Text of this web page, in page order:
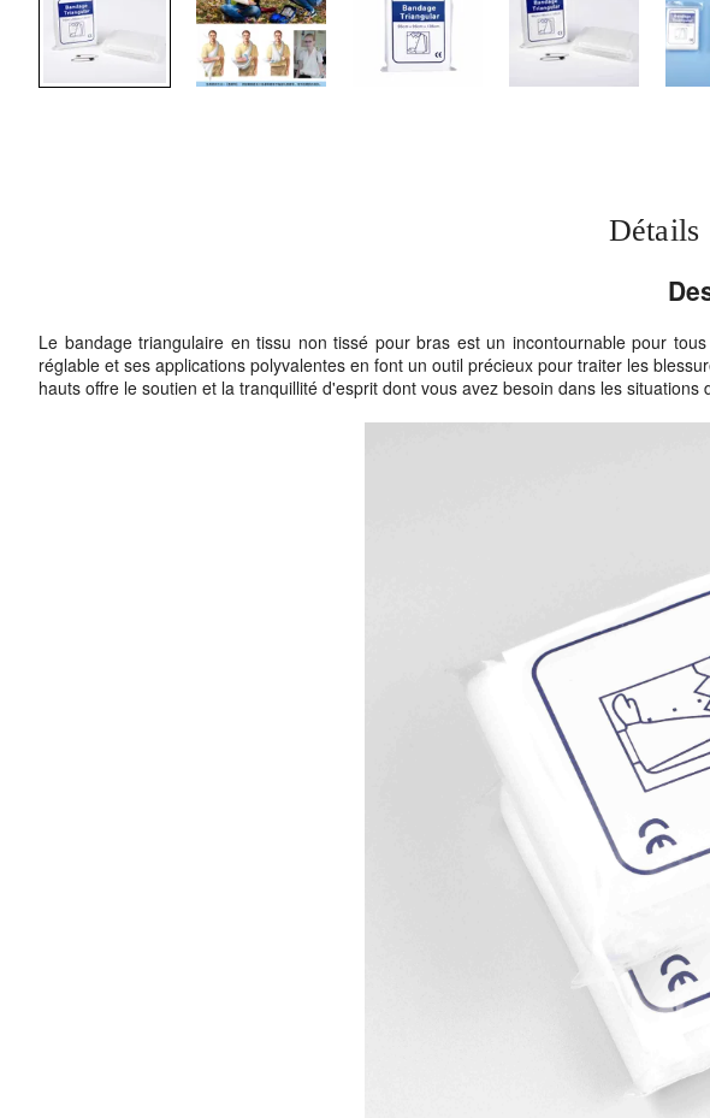
Détails
Le bandage triangulaire en tissu non tissé pour bras est un incontournable pour
réglable et ses applications polyvalentes en font un outil précieux pour traiter les
hauts offre le soutien et la tranquillité d'esprit dont vous avez besoin dans les situations